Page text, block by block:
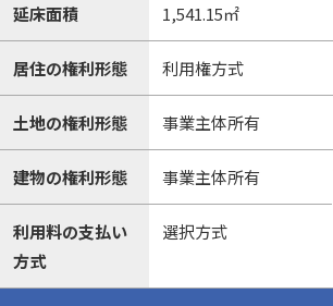
延床面積 1,541.15㎡
居住の権利形態 利用権方式
土地の権利形態 事業主体所有
建物の権利形態 事業主体所有
利用料の支払い
方式
選択方式